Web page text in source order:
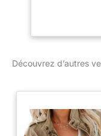
Découvrez d’autres